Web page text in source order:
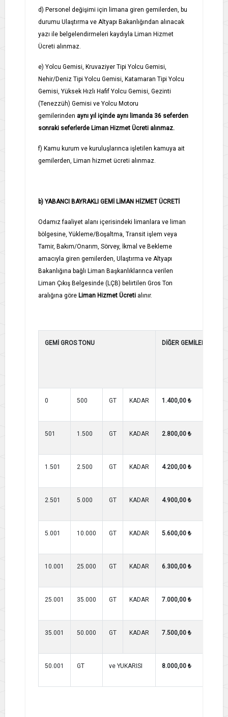
d) Personel değişimi için limana giren gemilerden, bu
durumu Ulaştırma ve Altyapı Bakanlığından alınacak
yazı ile belgelendirmeleri kaydıyla Liman Hizmet
Ücreti alınmaz.
e) Yolcu Gemisi, Kruvaziyer Tipi Yolcu Gemisi,
Nehir/Deniz Tipi Yolcu Gemisi, Katamaran Tipi Yolcu
Gemisi, Yüksek Hızlı Hafif Yolcu Gemisi, Gezinti
(Tenezzüh) Gemisi ve Yolcu Motoru
gemilerinden aynı yıl içinde aynı limanda 36 seferden
sonraki seferlerde Liman Hizmet Ücreti alınmaz.
f) Kamu kurum ve kuruluşlarınca işletilen kamuya ait
gemilerden, Liman hizmet ücreti alınmaz.
b) YABANCI BAYRAKLI GEMİ LİMAN HİZMET ÜCRETİ
Odamız faaliyet alanı içerisindeki limanlara ve liman
bölgesine, Yükleme/Boşaltma, Transit işlem veya
Tamir, Bakım/Onarım, Sörvey, İkmal ve Bekleme
amacıyla giren gemilerden, Ulaştırma ve Altyapı
Bakanlığına bağlı Liman Başkanlıklarınca verilen
Liman Çıkış Belgesinde (LÇB) belirtilen Gros Ton
aralığına göre Liman Hizmet Ücreti alınır.
GEMİ GROS TONU DİĞER GEMİLER
0 500 GT KADAR 1.400,00 ₺
501 1.500 GT KADAR 2.800,00 ₺
1.501 2.500 GT KADAR 4.200,00 ₺
2.501 5.000 GT KADAR 4.900,00 ₺
5.001 10.000 GT KADAR 5.600,00 ₺
10.001 25.000 GT KADAR 6.300,00 ₺
25.001 35.000 GT KADAR 7.000,00 ₺
35.001 50.000 GT KADAR 7.500,00 ₺
50.001 GT ve YUKARISI 8.000,00 ₺